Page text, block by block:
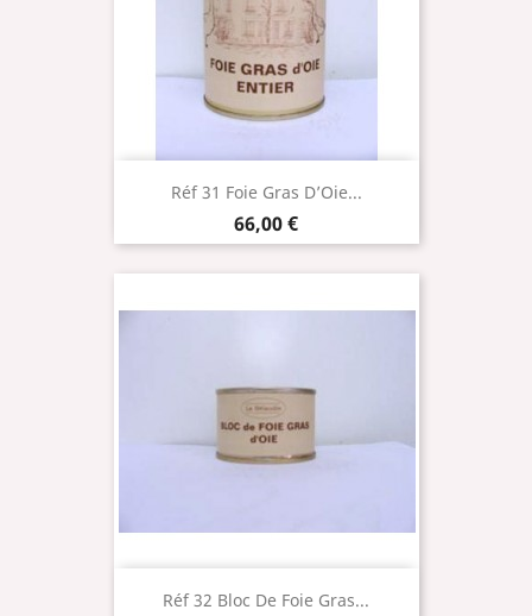
Réf 31 Foie Gras D’Oie...
Prix
66,00 €
Réf 32 Bloc De Foie Gras...